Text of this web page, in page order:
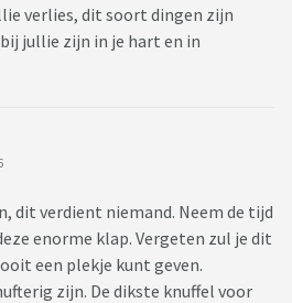
verlies, dit soort dingen zijn
jullie zijn in je hart en in
dit verdient niemand. Neem de tijd
enorme klap. Vergeten zul je dit
een plekje kunt geven.
zijn. De dikste knuffel voor